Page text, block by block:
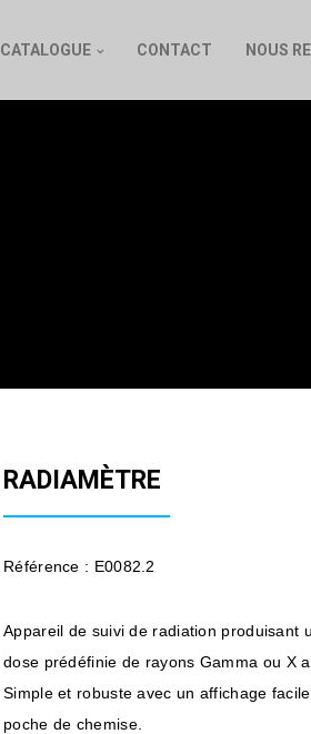
CATALOGUE CONTACT NOUS
RADIAMÈTRE
Référence : E0082.2
Appareil de suivi de radiation produisant
dose prédéfinie de rayons Gamma ou X
Simple et robuste avec un affichage
poche de chemise.